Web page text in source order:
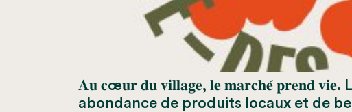
𝐀𝐮 𝐜œ𝐮𝐫 𝐝𝐮 𝐯𝐢𝐥𝐥𝐚𝐠𝐞, 𝐥𝐞 𝐦𝐚𝐫𝐜𝐡𝐞́ 𝐩𝐫𝐞𝐧𝐝
abondance de produits locaux et de